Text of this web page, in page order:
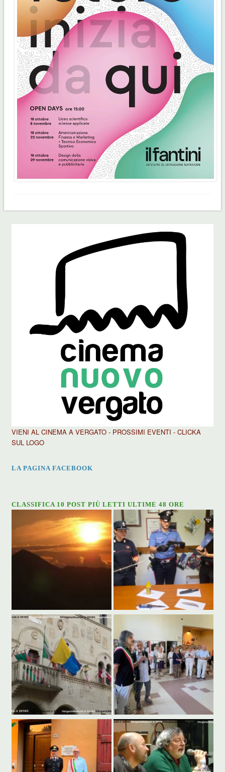
VIENI AL CINEMA A VERGATO - PROSSIMI EVENTI - CLICKA
SUL LOGO
LA PAGINA FACEBOOK
CLASSIFICA 10 POST PIÙ LETTI ULTIME 48 ORE